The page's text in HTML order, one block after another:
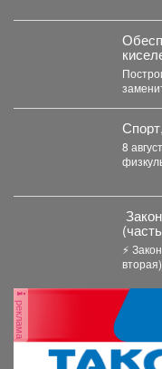
8
⚡️
реклама